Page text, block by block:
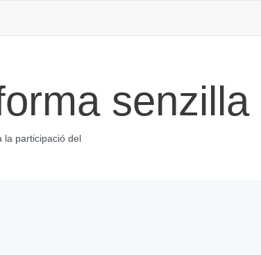
la participació del